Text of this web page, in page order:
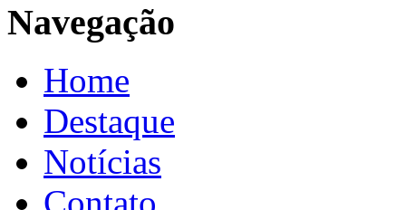
Navegação
Home
Destaque
Notícias